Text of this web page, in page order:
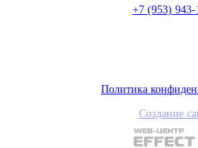
+7 (953) 943-
Политика
Создание